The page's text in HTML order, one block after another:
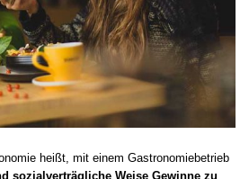
heißt, mit einem Gastronomiebetrieb
sozialverträgliche Weise Gewinne zu